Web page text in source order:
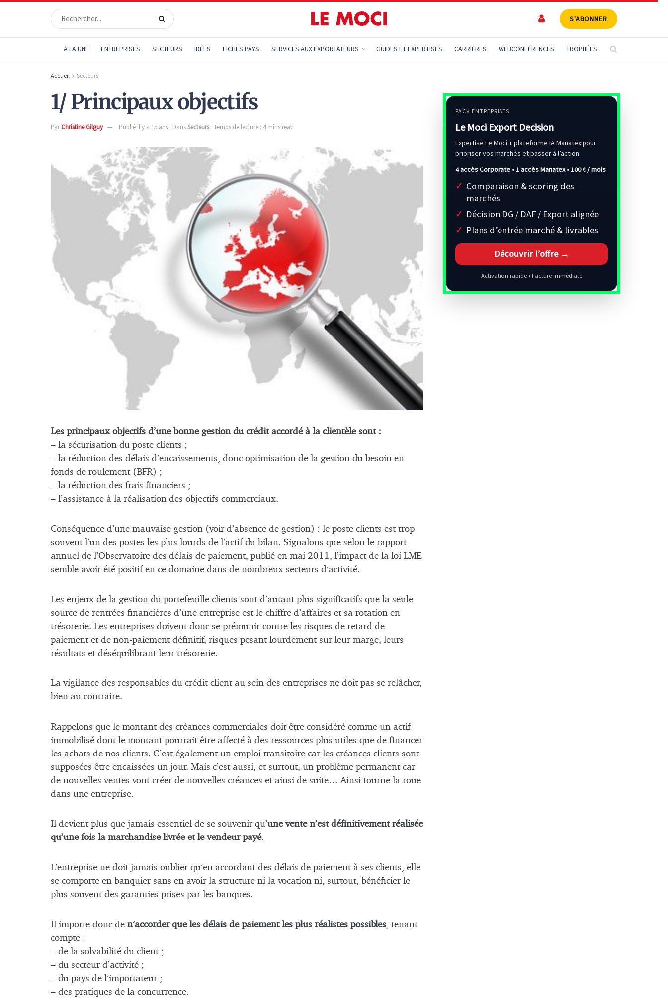
S'ABONNER
À LA UNE ENTREPRISES SECTEURS IDÉES FICHES PAYS SERVICES AUX EXPORTATEURS GUIDES ET EXPERTISES CARRIÈRES WEBCONFÉRENCES TROPHÉES
Accueil Secteurs
1/ Principaux objectifs
ParChristine Gilguy Publié il y a 15 ans DansSecteurs Temps de lecture : 4 mins read
Les principaux objectifs d’une bonne gestion du crédit accordé à la clientèle sont :
– la sécurisation du poste clients ;
– la réduction des délais d’encaissements, donc optimisation de la gestion du besoin en
fonds de roulement (BFR) ;
– la réduction des frais financiers ;
– l’assistance à la réalisation des objectifs commerciaux.
Conséquence d’une mauvaise gestion (voir d’absence de gestion) : le poste clients est trop
souvent l’un des postes les plus lourds de l’actif du bilan. Signalons que selon le rapport
annuel de l’Observatoire des délais de paiement, publié en mai 2011, l’impact de la loi LME
semble avoir été positif en ce domaine dans de nombreux secteurs d’activité.
Les enjeux de la gestion du portefeuille clients sont d’autant plus significatifs que la seule
source de rentrées financières d’une entreprise est le chiffre d’affaires et sa rotation en
trésorerie. Les entreprises doivent donc se prémunir contre les risques de retard de
paiement et de non-paiement définitif, risques pesant lourdement sur leur marge, leurs
résultats et déséquilibrant leur trésorerie.
La vigilance des responsables du crédit client au sein des entreprises ne doit pas se relâcher,
bien au contraire.
Rappelons que le montant des créances commerciales doit être considéré comme un actif
immobilisé dont le montant pourrait être affecté à des ressources plus utiles que de financer
les achats de nos clients. C’est également un emploi transitoire car les créances clients sont
supposées être encaissées un jour. Mais c’est aussi, et surtout, un problème permanent car
de nouvelles ventes vont créer de nouvelles créances et ainsi de suite… Ainsi tourne la roue
dans une entreprise.
Il devient plus que jamais essentiel de se souvenir qu’une vente n’est définitivement réalisée
qu’une fois la marchandise livrée et le vendeur payé.
L’entreprise ne doit jamais oublier qu’en accordant des délais de paiement à ses clients, elle
se comporte en banquier sans en avoir la structure ni la vocation ni, surtout, bénéficier le
plus souvent des garanties prises par les banques.
Il importe donc de n’accorder que les délais de paiement les plus réalistes possibles , tenant
compte :
– de la solvabilité du client ;
– du secteur d’activité ;
– du pays de l’importateur ;
– des pratiques de la concurrence.
PACK ENTREPRISES
Le Moci Export Decision
Expertise Le Moci + plateforme IA Manatex pour
prioriser vos marchés et passer à l’action.
4 accès Corporate • 1 accès Manatex •100 € / mois
Comparaison & scoring des
marchés
Décision DG / DAF / Export alignée
Plans d’entrée marché & livrables
Découvrir l’offre →
Activation rapide • Facture immédiate